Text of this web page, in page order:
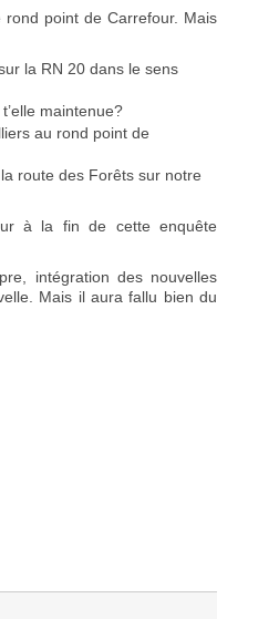
point de Carrefour. Mais
la RN 20 dans le sens
maintenue?
au rond point de
route des Forêts sur notre
à la fin de cette enquête
intégration des nouvelles
Mais il aura fallu bien du